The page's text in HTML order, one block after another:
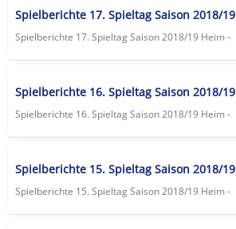
Spielberichte 17. Spieltag Saison 2018/19
Spielberichte 17. Spieltag Saison 2018/19 Heim -
Spielberichte 16. Spieltag Saison 2018/19
Spielberichte 16. Spieltag Saison 2018/19 Heim -
Spielberichte 15. Spieltag Saison 2018/19
Spielberichte 15. Spieltag Saison 2018/19 Heim -